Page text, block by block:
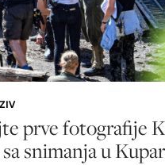
prve fotografije
snimanja u